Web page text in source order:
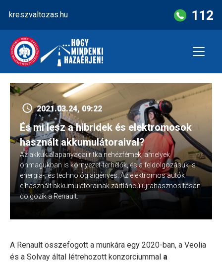
content
kreszvaltozas.hu 112
2021.03.24, 09:22
És mi lesz a hibridek és elektromosok
használt akkumulátoraival?
Az akkuk alapanyagai ritka nehézfémek, amelyek
önmagukban is környezet-terhelők, és a feldolgozásuk is
energia-, és technológiaigényes. Az elektromos autók
elhasznált akkumulátorainak zártláncú újrahasznosításán
dolgozik a Renault.
A Renault összefogott a munkára egy 2020-ban, a Veolia
és a Solvay által létrehozott konzorciummal a